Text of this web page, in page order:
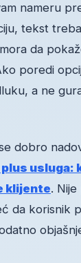
nameru
tekst
da
poredi
a ne
dobro
plus usluga:
klijente.
da korisnik